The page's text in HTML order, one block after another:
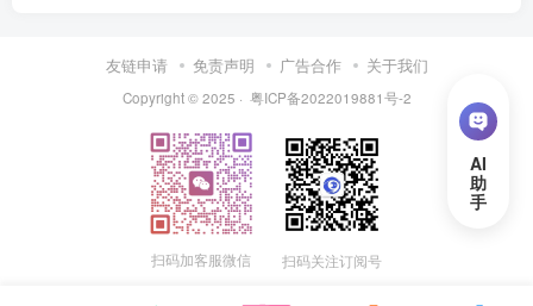
友链申请 免责声明 广告合作 关于我们
Copyright © 2025 · 粤ICP备2022019881号-2
扫码加客服微信 扫码关注订阅号